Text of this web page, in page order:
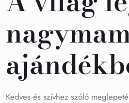
Kedves és szívhez szóló